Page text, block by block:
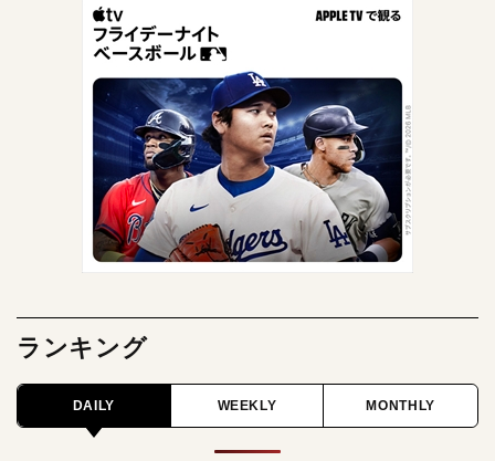
ランキング
DAILY WEEKLY MONTHLY